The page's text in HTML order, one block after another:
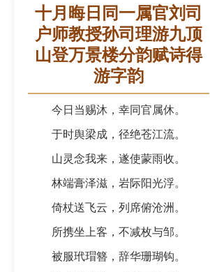
十月晦日同一属官刘司
户师教授孙司理游九顶
山登万景楼分韵赋诗得
游字韵
今日当赐沐，幸同官属休。
于时舆梁成，径绝苍江流。
山灵念我来，遂使蒙雨收。
林端膏泽滋，岩际阳光浮。
倚杖送飞云，列席俯沧洲。
所携坐上客，不减枚与邹。
被服玳瑁簪，辞华珊瑚钩。